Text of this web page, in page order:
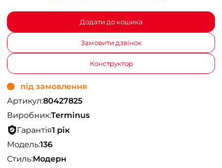
Додати до кошика
Замовити дзвінок
Конструктор
під замовлення
Артикул:80427825
Виробник:Terminus
Гарантія1 рік
Модель:136
Стиль:Модерн